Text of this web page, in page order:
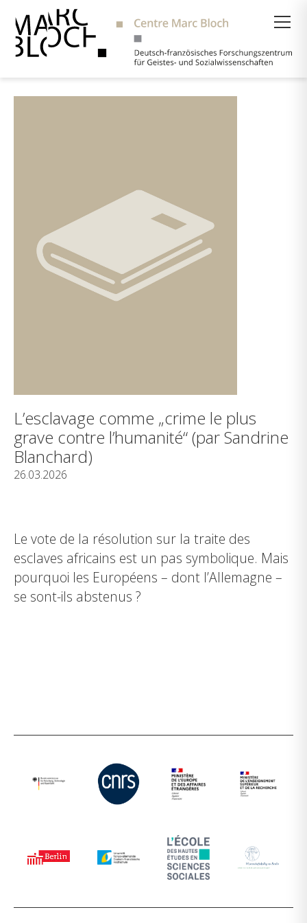
L’esclavage comme „crime le plus
grave contre l’humanité“ (par Sandrine
Blanchard)
26.03.2026
Le vote de la résolution sur la traite des
esclaves africains est un pas symbolique. Mais
pourquoi les Européens – dont l’Allemagne –
se sont-ils abstenus ?